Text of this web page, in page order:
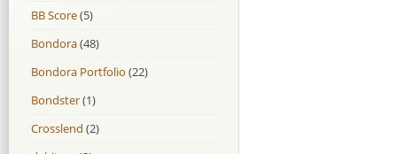
BB Score(5)
Bondora(48)
Bondora Portfolio (22)
Bondster(1)
Crosslend (2)